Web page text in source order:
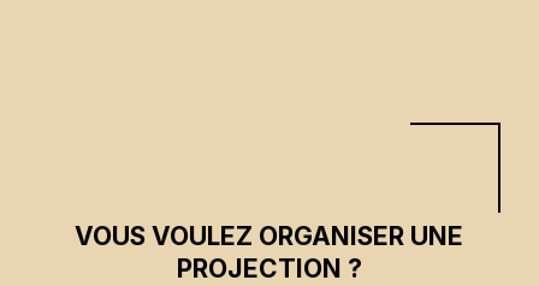
VOUS VOULEZ ORGANISER UNE
PROJECTION ?